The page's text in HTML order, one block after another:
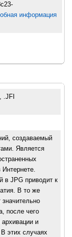
информация
.JFI
создаваемый
Является
в JPG приводит к
В то же
после чего
и
этих случаях